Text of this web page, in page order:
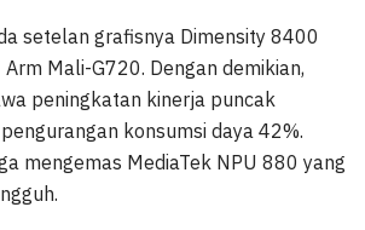
setelan grafisnya Dimensity 8400
Mali-G720. Dengan demikian,
peningkatan kinerja puncak
konsumsi daya 42%.
mengemas MediaTek NPU 880 yang